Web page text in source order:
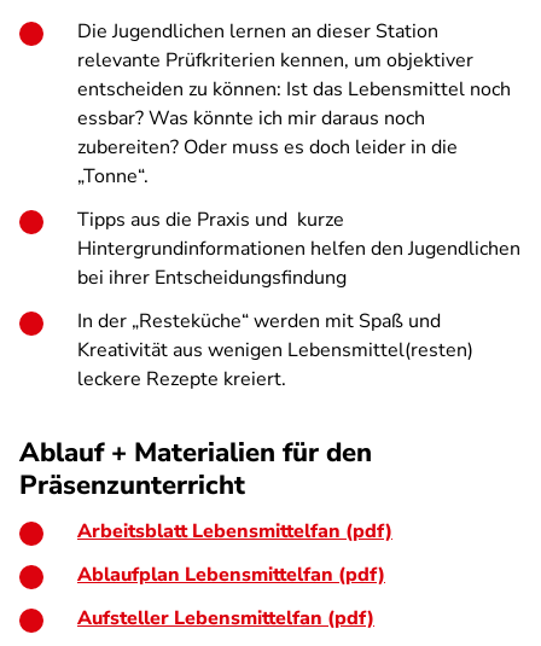
Die Jugendlichen lernen an dieser Station
relevante Prüfkriterien kennen, um objektiver
entscheiden zu können: Ist das Lebensmittel noch
essbar? Was könnte ich mir daraus noch
zubereiten? Oder muss es doch leider in die
„Tonne“.
Tipps aus die Praxis und kurze
Hintergrundinformationen helfen den Jugendlichen
bei ihrer Entscheidungsfindung
In der „Resteküche“ werden mit Spaß und
Kreativität aus wenigen Lebensmittel(resten)
leckere Rezepte kreiert.
Ablauf + Materialien für den
Präsenzunterricht
Arbeitsblatt Lebensmittelfan (pdf)
Ablaufplan Lebensmittelfan (pdf)
Aufsteller Lebensmittelfan (pdf)